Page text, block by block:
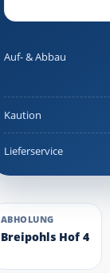
Auf- & Abbau
Kaution
Lieferservice
ABHOLUNG
Breipohls Hof 4